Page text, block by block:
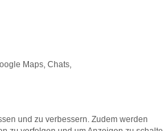
die Seite in einem anderen
Maps, Chats,
und zu verbessern. Zudem werden